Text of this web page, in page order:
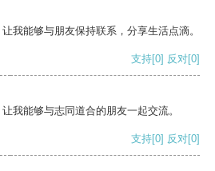
我能够与朋友保持联系，分享生活点滴。
支持[0] 反对[0]
我能够与志同道合的朋友一起交流。
支持[0] 反对[0]